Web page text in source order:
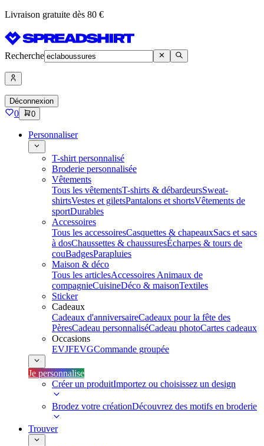
Livraison gratuite dès 80 €
Recherche
Déconnexion
0 0
Personnaliser
T-shirt personnalisé
Broderie personnalisée
Vêtements
Tous les vêtementsT-shirts & débardeursSweat-
shirtsVestes et giletsPantalons et shortsVêtements de
sportDurables
Accessoires
Tous les accessoiresCasquettes & chapeauxSacs et sacs
à dosChaussettes & chaussuresÉcharpes & tours de
couBadgesParapluies
Maison & déco
Tous les articlesAccessoires Animaux de
compagnieCuisineDéco & maisonTextiles
Sticker
Cadeaux
Cadeaux d'anniversaireCadeaux pour la fête des
PèresCadeau personnaliséCadeau photoCartes cadeaux
Occasions
EVJFEVGCommande groupée
Je personnalise
Créer un produitImportez ou choisissez un design
Brodez votre créationDécouvrez des motifs en broderie
Trouver